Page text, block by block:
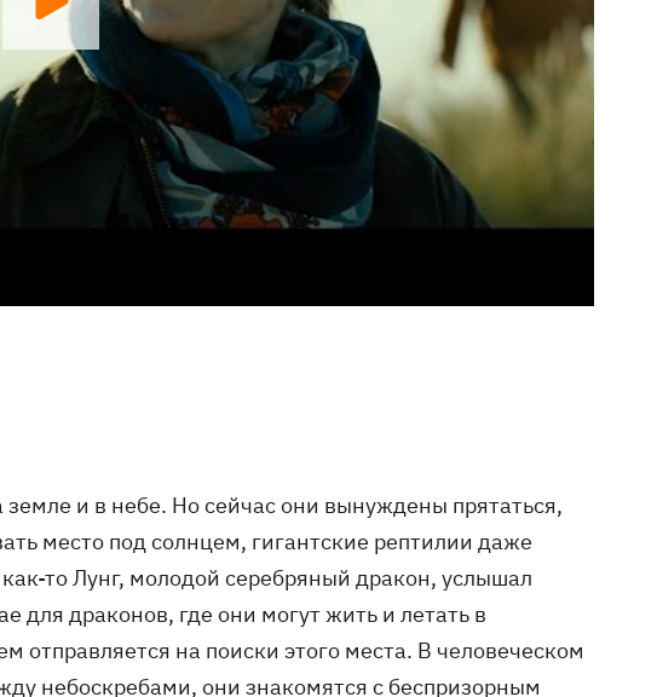
и в небе. Но сейчас они вынуждены прятаться,
место под солнцем, гигантские рептилии даже
то Лунг, молодой серебряный дракон, услышал
для драконов, где они могут жить и летать в
отправляется на поиски этого места. В человеческом
небоскребами, они знакомятся с беспризорным